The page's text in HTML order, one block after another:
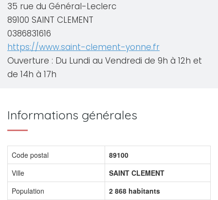
35 rue du Général-Leclerc
89100 SAINT CLEMENT
0386831616
https://www.saint-clement-yonne.fr
Ouverture : Du Lundi au Vendredi de 9h à 12h et
de 14h à 17h
Informations générales
Code postal
89100
Ville
SAINT CLEMENT
Population
2 868 habitants